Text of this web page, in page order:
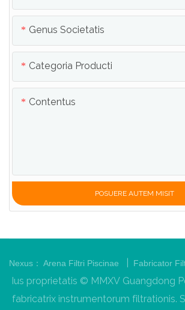
Genus Societatis
Categoria Producti
Contentus
POSUERE AUTEM MISIT
Nexus： Arena Filtri Piscinae Fabricator
Ius proprietatis © MMXV Guangdong
fabricatrix instrumentorum filtrationis.